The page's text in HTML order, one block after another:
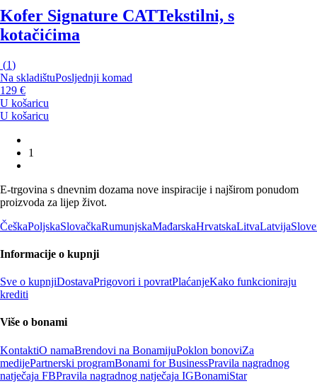
Kofer Signature CATTekstilni, s
kotačićima
(1)
Na skladištuPosljednji komad
129 €
U košaricu
U košaricu
1
E-trgovina s dnevnim dozama nove inspiracije i najširom ponudom
proizvoda za lijep život.
ČeškaPoljskaSlovačkaRumunjskaMađarskaHrvatskaLitvaLatvija
Informacije o kupnji
Sve o kupnjiDostavaPrigovori i povratPlaćanjeKako funkcioniraju
krediti
Više o bonami
KontaktiO namaBrendovi na BonamijuPoklon bonoviZa
medijePartnerski programBonami for BusinessPravila nagradnog
natječaja FBPravila nagradnog natječaja IGBonamiStar